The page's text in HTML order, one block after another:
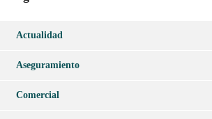
Actualidad
Aseguramiento
Comercial